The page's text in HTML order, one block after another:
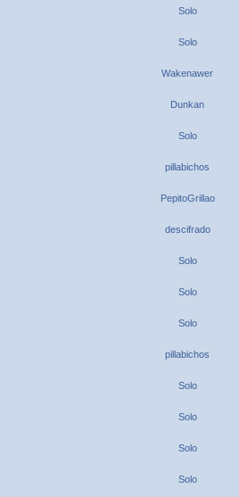
Solo
Solo
Wakenawer
Dunkan
Solo
pillabichos
PepitoGrillao
descifrado
Solo
Solo
Solo
pillabichos
Solo
Solo
Solo
Solo